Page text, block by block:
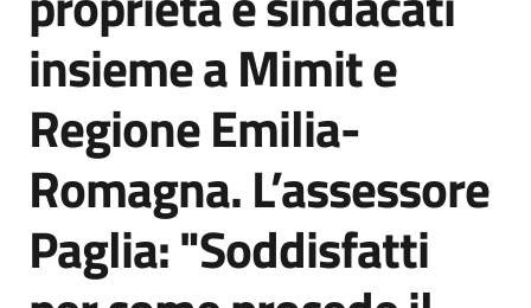
insieme a Mimit e
Regione Emilia-
Romagna. L’assessore
Paglia: "Soddisfatti